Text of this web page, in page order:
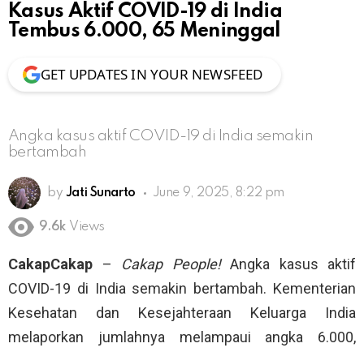
Kasus Aktif COVID-19 di India
Tembus 6.000, 65 Meninggal
GET UPDATES IN YOUR NEWSFEED
Angka kasus aktif COVID-19 di India semakin
bertambah
by Jati Sunarto June 9, 2025, 8:22 pm
9.6k Views
CakapCakap – Cakap People!Angka kasus aktif
COVID-19 di India semakin bertambah. Kementerian
Kesehatan dan Kesejahteraan Keluarga India
melaporkan jumlahnya melampaui angka 6.000,